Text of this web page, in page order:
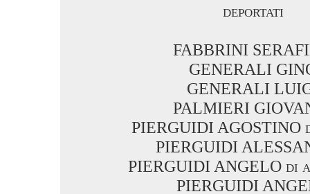
deportati
FABBRINI
GENERALI
GENERALI
PALMIERI
PIERGUIDI AGOSTINO
PIERGUIDI
PIERGUIDI ANGELO di
PIERGUIDI